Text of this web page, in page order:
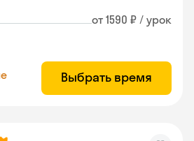
от 1590 ₽ / урок
Выбрать время